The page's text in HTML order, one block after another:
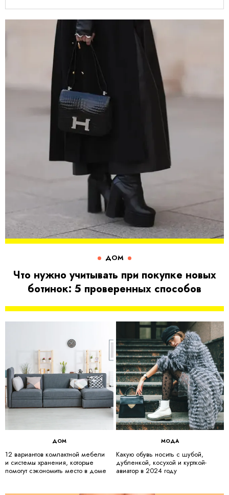
ДОМ
Что нужно учитывать при покупке новых
ботинок: 5 проверенных способов
ДОМ
12 вариантов компактной мебели
и системы хранения, которые
помогут сэкономить место в доме
МОДА
Какую обувь носить с шубой,
дубленкой, косухой и курткой-
авиатор в 2024 году